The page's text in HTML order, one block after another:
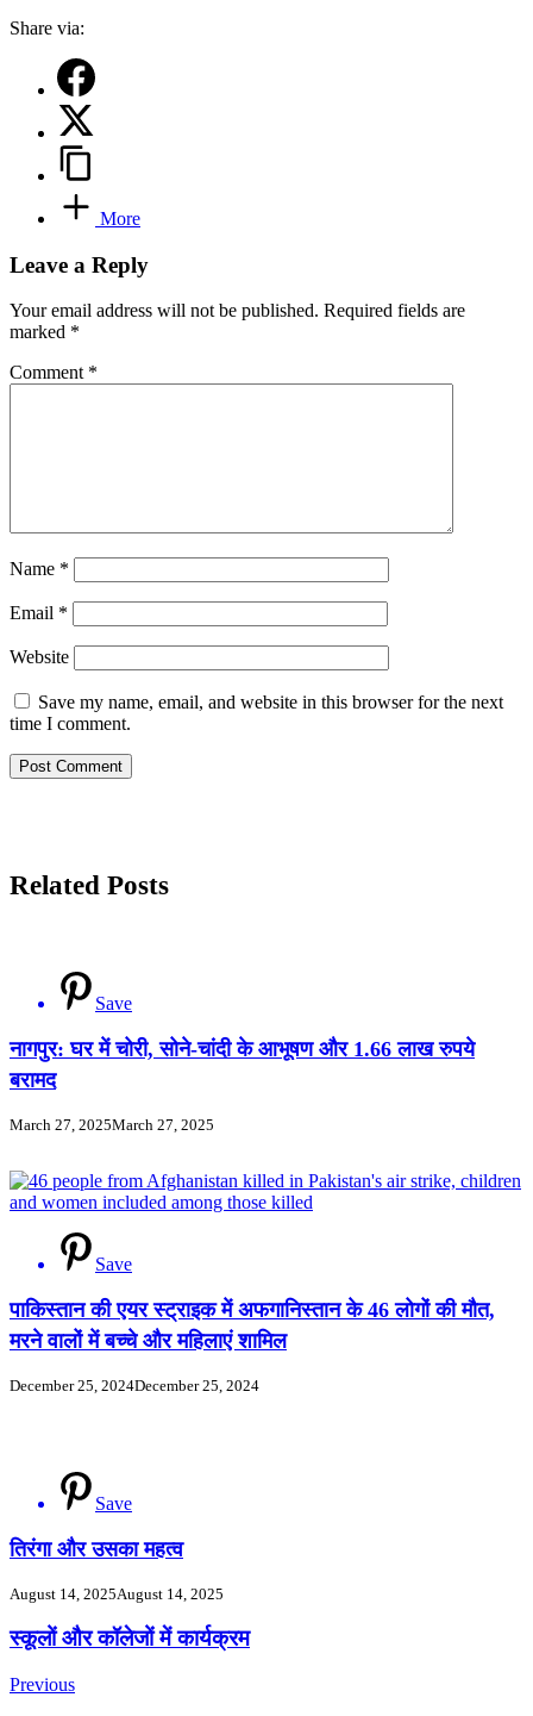
Share via:
More
Leave a Reply
Your email address will not be published. Required fields are
marked *
Comment *
Name *
Email *
Website
Save my name, email, and website in this browser for the next
time I comment.
Related Posts
Save
नागपुर: घर में चोरी, सोने-चांदी के आभूषण और 1.66 लाख रुपये
बरामद
March 27, 2025March 27, 2025
Save
पाकिस्तान की एयर स्ट्राइक में अफगानिस्तान के 46 लोगों की मौत,
मरने वालों में बच्चे और महिलाएं शामिल
December 25, 2024December 25, 2024
Save
तिरंगा और उसका महत्व
August 14, 2025August 14, 2025
Post
Navigation
स्कूलों और कॉलेजों में कार्यक्रम
Previous